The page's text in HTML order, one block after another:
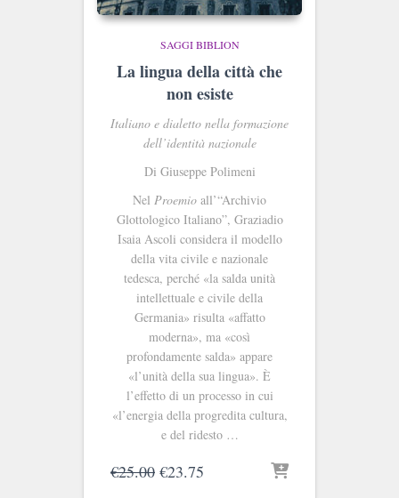
SAGGI BIBLION
La lingua della città che
non esiste
Italiano e dialetto nella formazione
dell’identità nazionale
Di Giuseppe Polimeni
Nel Proemio all’“Archivio
Glottologico Italiano”, Graziadio
Isaia Ascoli considera il modello
della vita civile e nazionale
tedesca, perché «la salda unità
intellettuale e civile della
Germania» risulta «affatto
moderna», ma «così
profondamente salda» appare
«l’unità della sua lingua». È
l’effetto di un processo in cui
«l’energia della progredita cultura,
e del ridesto …
€25.00 Il
€23.75